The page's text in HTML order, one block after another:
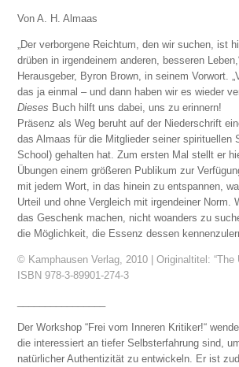
Von A. H. Almaas
„Der verborgene Reichtum, den wir suchen, ist
drüben in irgendeinem anderen, besseren
Herausgeber, Byron Brown, in seinem Vorwort.
das ja einmal – und dann haben wir es wieder
Dieses Buch hilft uns dabei, uns zu erinnern!
Präsenz als Weg beruht auf der Niederschrift
das Almaas für die Mitglieder seiner spirituellen
School) gehalten hat. Zum ersten Mal stellt er
Übungen einem größeren Publikum zur
mit jedem Wort, in das hinein zu entspannen,
Urteil und ohne Vergleich mit irgendeiner Norm.
das Geschenk machen, nicht woanders zu
die Möglichkeit, die Essenz dessen
© Kamphausen Verlag, 2010 | Originaltitel: “The
ISBN 978-3-89901-274-3
Der Workshop “Frei vom Inneren Kritiker!“
die interessiert an tiefer Selbsterfahrung sind,
natürlicher Authentizität zu entwickeln. Er ist